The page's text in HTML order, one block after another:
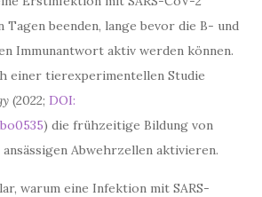
Tagen beenden, lange bevor die B- und
Immun­antwort aktiv werden können.
einer tierexperimentellen Studie
(2022; DOI:
) die frühzeitige Bildung von
Abwehrzellen aktivieren.
warum eine Infektion mit SARS-